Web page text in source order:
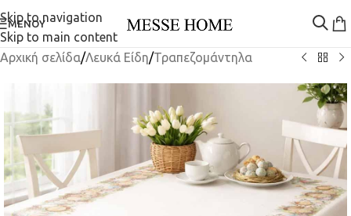
Skip to navigation
Skip to main content
ΜΕΝΟΎ
Αρχική σελίδα/Λευκά Είδη/Τραπεζομάντηλα